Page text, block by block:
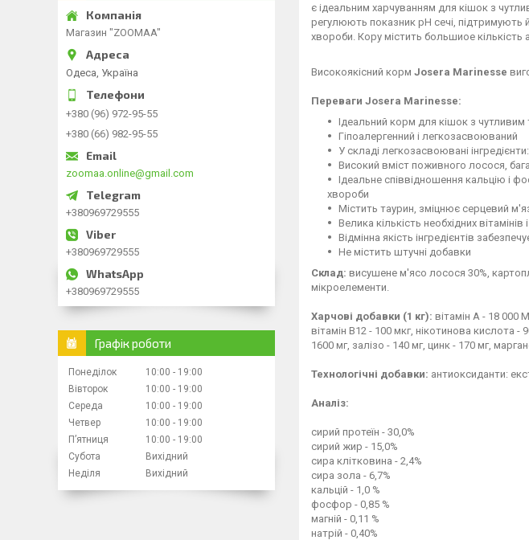
є ідеальним харчуванням для кішок з
регулюють показник pH сечі, підтримують
хвороби. Кору містить большиое
Високоякісний корм Josera Marinesse
Переваги Josera Marinesse:
Ідеальний корм для кішок з
Гіпоалергенний і легкозасвоюваний
У складі легкозасвоювані
Високий вміст поживного лосося,
Ідеальне співвідношення кальцію і
хвороби
Містить таурин, зміцнює серцевий
Велика кількість необхідних
Відмінна якість інгредієнтів
Не містить штучні добавки
Склад: висушене м'ясо лосося 30%,
мікроелементи.
Харчові добавки (1 кг): вітамін А - 18 000
вітамін B12 - 100 мкг, нікотинова кислота -
1600 мг, залізо - 140 мг, цинк - 170 мг,
Технологічні добавки: антиоксиданти:
Аналіз:
сирий протеїн - 30,0%
сирий жир - 15,0%
сира клітковина - 2,4%
сира зола - 6,7%
кальцій - 1,0 %
фосфор - 0,85 %
магній - 0,11 %
натрій - 0,40%
Магазин "ZOOMAA"
Одеса, Україна
+380 (96) 972-95-55
+380 (66) 982-95-55
zoomaa.online@gmail.com
+380969729555
+380969729555
+380969729555
Графік роботи
Понеділок 10:00
19:00
Вівторок
10:00
19:00
Середа
10:00
19:00
Четвер
10:00
19:00
Пʼятниця
10:00
19:00
Субота
Вихідний
Неділя
Вихідний